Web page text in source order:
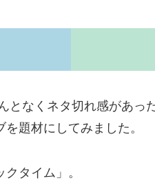
となくネタ切れ感があっ
題材にしてみました。
タイム」。